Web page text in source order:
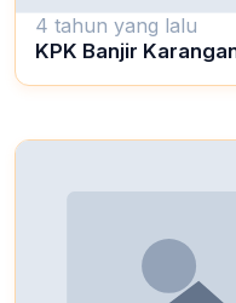
4 tahun yang lalu
KPK Banjir